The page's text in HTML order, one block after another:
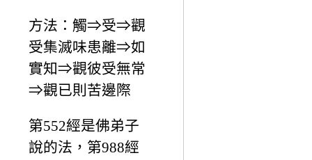
方法：觸⇒受⇒觀
受集滅味患離⇒如
實知⇒觀彼受無常
⇒觀已則苦邊際
第552經是佛弟子
說的法，第988經